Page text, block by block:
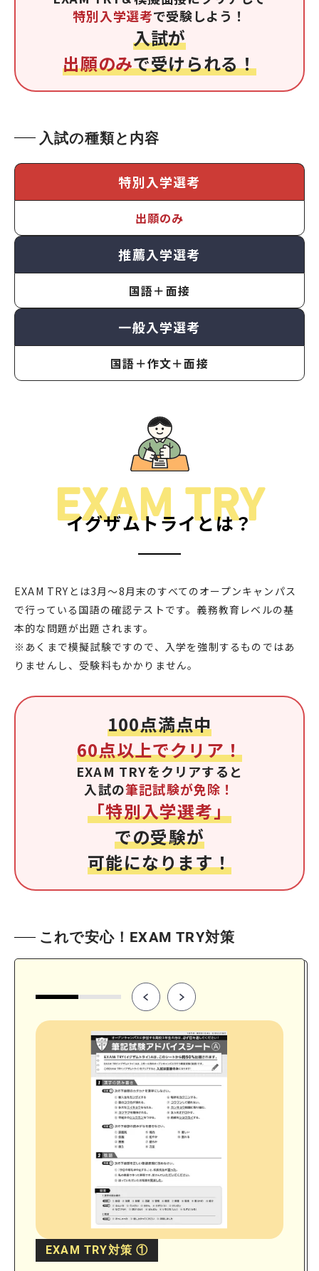
特別入学選考で受験しよう！
入試が
出願のみで受けられる！
入試の種類と内容
特別入学選考
出願のみ
推薦入学選考
国語＋面接
一般入学選考
国語＋作文＋面接
EXAM TRY
イグザムトライとは？
EXAM TRYとは3月〜8月末のすべてのオープンキャンパス
で行っている国語の確認テストです。義務教育レベルの基
本的な問題が出題されます。
※あくまで模擬試験ですので、入学を強制するものではあ
りませんし、受験料もかかりません。
100点満点中
60点以上でクリア！
EXAM TRYをクリアすると
入試の筆記試験が免除！
「特別入学選考」
での受験が
可能になります！
これで安心！EXAM TRY対策
EXAM TRY対策 ①